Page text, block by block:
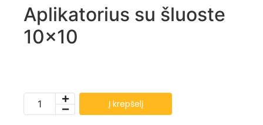
Aplikatorius su šluoste
10×10
Į krepšelį